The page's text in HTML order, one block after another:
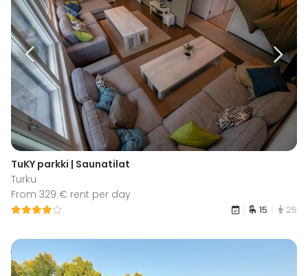
TuKY parkki | Saunatilat
Turku
From 329 € rent per day
15 25